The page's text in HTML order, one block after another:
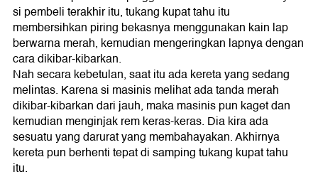
si pembeli terakhir itu, tukang kupat tahu itu
membersihkan piring bekasnya menggunakan kain lap
berwarna merah, kemudian mengeringkan lapnya dengan
cara dikibar-kibarkan.
Nah secara kebetulan, saat itu ada kereta yang sedang
melintas. Karena si masinis melihat ada tanda merah
dikibar-kibarkan dari jauh, maka masinis pun kaget dan
kemudian menginjak rem keras-keras. Dia kira ada
sesuatu yang darurat yang membahayakan. Akhirnya
kereta pun berhenti tepat di samping tukang kupat tahu
itu.